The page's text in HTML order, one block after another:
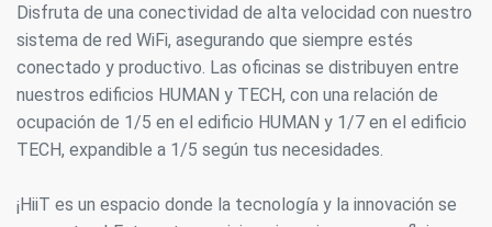
Disfruta de una conectividad de alta velocidad con nuestro
sistema de red WiFi, asegurando que siempre estés
conectado y productivo. Las oficinas se distribuyen entre
nuestros edificios HUMAN y TECH, con una relación de
ocupación de 1/5 en el edificio HUMAN y 1/7 en el edificio
TECH, expandible a 1/5 según tus necesidades.
¡HiiT es un espacio donde la tecnología y la innovación se